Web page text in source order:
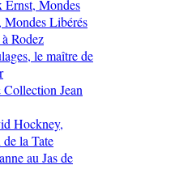
Ernst, Mondes
Mondes Libérés
Rodez
le maître de
Jean
Hockney,
la Tate
au Jas de